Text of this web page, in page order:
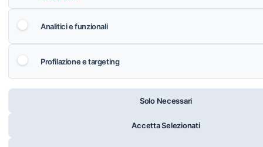
Analitici e funzionali
Profilazione e targeting
Solo Necessari
Accetta Selezionati